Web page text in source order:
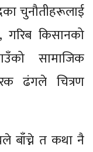
चुनौतीहरूलाई
गरिब किसानको
सामाजिक
ढंगले चित्रण
बाँच्ने त कथा नै